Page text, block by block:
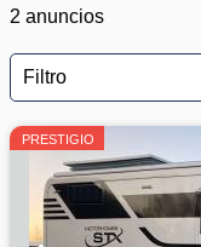
2 anuncios
Filtro
PRESTIGIO